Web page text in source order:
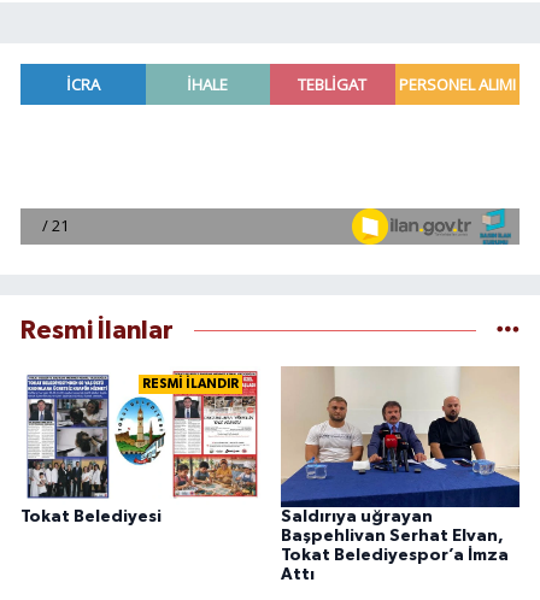
Resmi İlanlar
RESMİ İLANDIR
Tokat Belediyesi
Saldırıya uğrayan
Başpehlivan Serhat Elvan,
Tokat Belediyespor’a İmza
Attı